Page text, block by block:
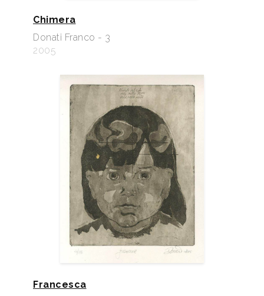
Chimera
Donati Franco - 3
2005
Francesca